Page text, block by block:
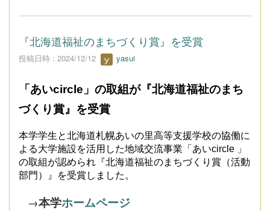
『北海道福祉のまちづくり賞』を受賞
投稿日時 : 2024/12/12 yasui
「あいcircle」の取組が『北海道福祉のまち
づくり賞』を受賞
本学学生と北海道札幌あいの里高等支援学校の協働に
よる大学施設を活用した地域交流事業「あいcircle 」
の取組が認められ『北海道福祉のまちづくり賞（活動
部門）』を受賞しました。
→本学ホームページ